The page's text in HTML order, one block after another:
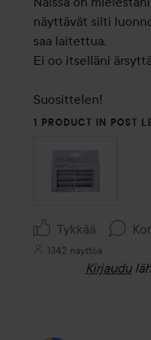
näyttävät silti
saa laitettua.
Ei oo itselläni
Suosittelen!
1 PRODUCT IN POST
Tykkää
1342 näyttöä
Kirjaudu